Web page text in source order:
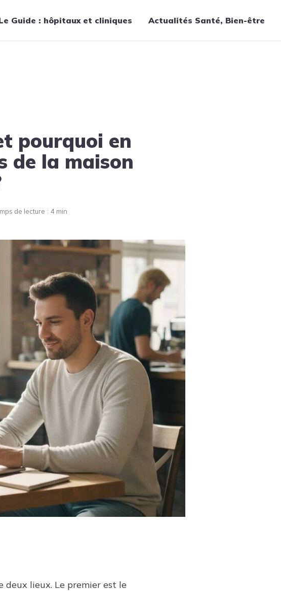
Guide : hôpitaux et cliniques Actualités Santé, Bien-être
Medical News in English
pourquoi en
de la maison
de lecture 4 min
deux lieux. Le premier est le